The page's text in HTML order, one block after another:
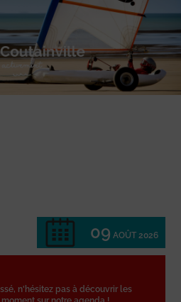
09 AOÛT 2026
n'hésitez pas à découvrir les